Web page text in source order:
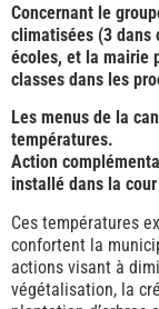
Concernant le
climatisées (3 dans
écoles, et la mairie
classes dans les
Les menus de la
températures.
Action
installé dans la
Ces températures
confortent la
actions visant à
végétalisation, la